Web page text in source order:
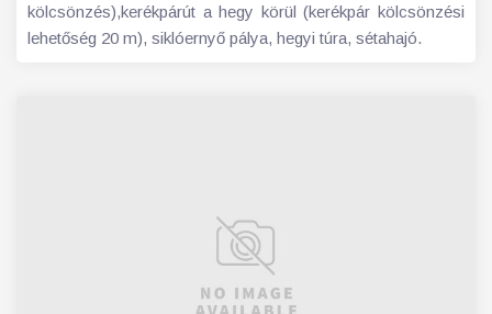
kölcsönzés),kerékpárút a hegy körül (kerékpár kölcsönzési
lehetőség 20 m), siklóernyő pálya, hegyi túra, sétahajó.